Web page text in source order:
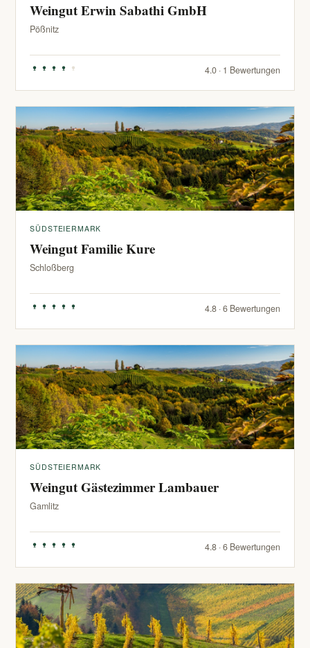
Weingut Erwin Sabathi GmbH
Pößnitz
4.0 · 1 Bewertungen
SÜDSTEIERMARK
Weingut Familie Kure
Schloßberg
4.8 · 6 Bewertungen
SÜDSTEIERMARK
Weingut Gästezimmer Lambauer
Gamlitz
4.8 · 6 Bewertungen